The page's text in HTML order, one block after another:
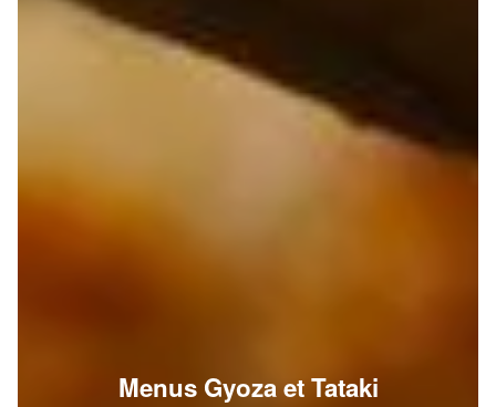
Menus Gyoza et Tataki